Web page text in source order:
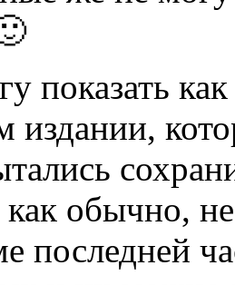
показать
издании,
как обычно,
последней